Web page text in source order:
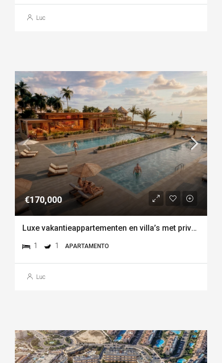
Luc
€170,000
Luxe vakantieappartementen en villa’s met privéstrand aan de kust van vera playa-almería
1 1 APARTAMENTO
Luc